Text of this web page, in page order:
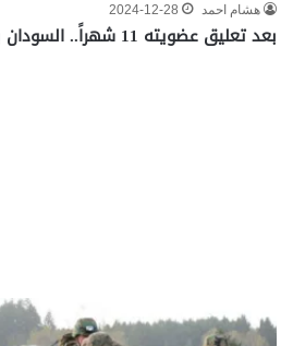
هشام احمد 2024-12-28
بعد تعليق عضويته 11 شهراً.. السودان يعود إلى إيقاد